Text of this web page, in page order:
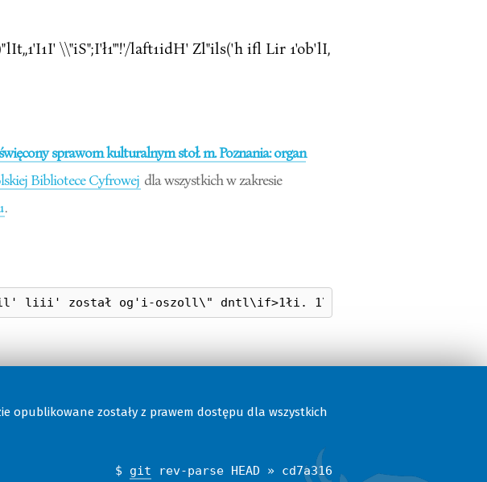
\\"iS";I'ł1"'!'/laft1idH' Zl"ils('h ifl Lir 1'ob'lI,
sprawom kulturalnym stoł. m. Poznania: organ
Bibliotece Cyfrowej dla wszystkich w zakresie
.
opublikowane zostały z prawem dostępu dla wszystkich
$ git rev-parse HEAD » cd7a316